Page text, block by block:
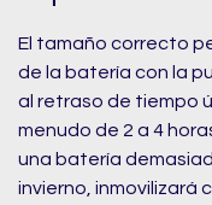
El tamaño correcto
de la batería con la
al retraso de tiempo
menudo de 2 a 4
una batería
invierno, inmovilizará